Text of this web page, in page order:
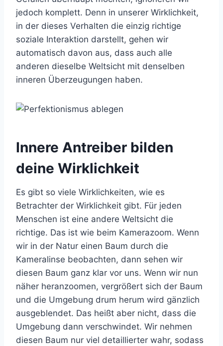
jedoch komplett. Denn in unserer Wirklichkeit,
in der dieses Verhalten die einzig richtige
soziale Interaktion darstellt, gehen wir
automatisch davon aus, dass auch alle
anderen dieselbe Weltsicht mit denselben
inneren Überzeugungen haben.
Innere Antreiber bilden
deine Wirklichkeit
Es gibt so viele Wirklichkeiten, wie es
Betrachter der Wirklichkeit gibt. Für jeden
Menschen ist eine andere Weltsicht die
richtige. Das ist wie beim Kamerazoom. Wenn
wir in der Natur einen Baum durch die
Kameralinse beobachten, dann sehen wir
diesen Baum ganz klar vor uns. Wenn wir nun
näher heranzoomen, vergrößert sich der Baum
und die Umgebung drum herum wird gänzlich
ausgeblendet. Das heißt aber nicht, dass die
Umgebung dann verschwindet. Wir nehmen
diesen Baum nur viel detaillierter wahr, sodass